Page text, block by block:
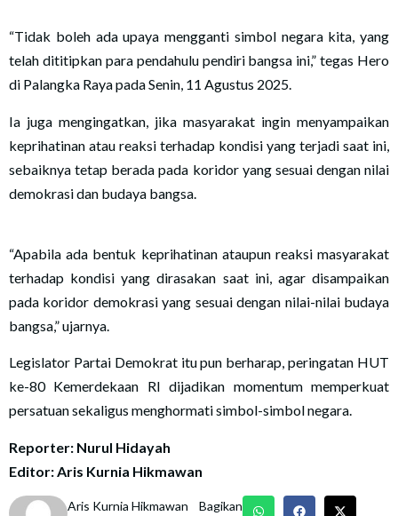
“Tidak boleh ada upaya mengganti simbol negara kita, yang
telah dititipkan para pendahulu pendiri bangsa ini,” tegas Hero
di Palangka Raya pada Senin, 11 Agustus 2025.
Ia juga mengingatkan, jika masyarakat ingin menyampaikan
keprihatinan atau reaksi terhadap kondisi yang terjadi saat ini,
sebaiknya tetap berada pada koridor yang sesuai dengan nilai
demokrasi dan budaya bangsa.
“Apabila ada bentuk keprihatinan ataupun reaksi masyarakat
terhadap kondisi yang dirasakan saat ini, agar disampaikan
pada koridor demokrasi yang sesuai dengan nilai-nilai budaya
bangsa,” ujarnya.
Legislator Partai Demokrat itu pun berharap, peringatan HUT
ke-80 Kemerdekaan RI dijadikan momentum memperkuat
persatuan sekaligus menghormati simbol-simbol negara.
Reporter: Nurul Hidayah
Editor: Aris Kurnia Hikmawan
Aris Kurnia Hikmawan
Bagikan